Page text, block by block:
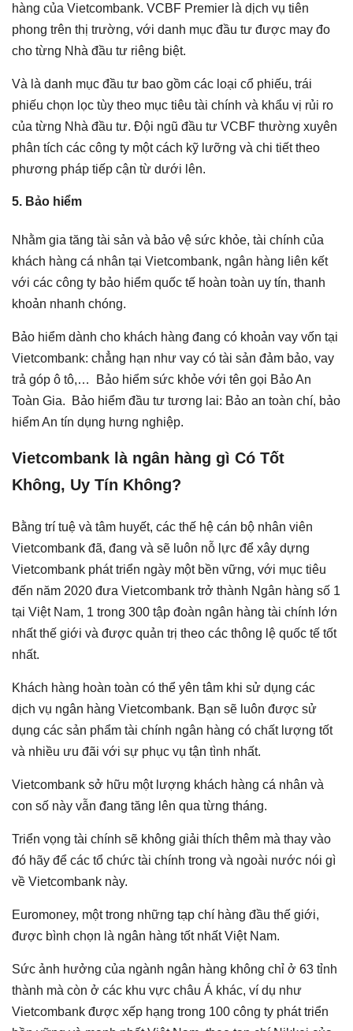
hàng của Vietcombank. VCBF Premier là dịch vụ tiên
phong trên thị trường, với danh mục đầu tư được may đo
cho từng Nhà đầu tư riêng biệt.​​​​​​​​​
Và là danh mục đầu tư bao gồm các loại cổ phiếu, trái
phiếu chọn lọc tùy theo mục tiêu tài chính và khẩu vị rủi ro
của từng Nhà đầu tư. Đội ngũ đầu tư VCBF thường xuyên
phân tích các công ty một cách kỹ lưỡng và chi tiết theo
phương pháp tiếp cận từ dưới lên.
5. Bảo hiểm
Nhằm gia tăng tài sản và bảo vệ sức khỏe, tài chính của
khách hàng cá nhân tại Vietcombank, ngân hàng liên kết
với các công ty bảo hiểm quốc tế hoàn toàn uy tín, thanh
khoản nhanh chóng.
Bảo hiểm dành cho khách hàng đang có khoản vay vốn tại
Vietcombank: chẳng hạn như vay có tài sản đảm bảo, vay
trả góp ô tô,… Bảo hiểm sức khỏe với tên gọi Bảo An
Toàn Gia. Bảo hiểm đầu tư tương lai: Bảo an toàn chí, bảo
hiểm An tín dụng hưng nghiệp.
Vietcombank là ngân hàng gì Có Tốt
Không, Uy Tín Không?
Bằng trí tuệ và tâm huyết, các thế hệ cán bộ nhân viên
Vietcombank đã, đang và sẽ luôn nỗ lực để xây dựng
Vietcombank phát triển ngày một bền vững, với mục tiêu
đến năm 2020 đưa Vietcombank trở thành Ngân hàng số 1
tại Việt Nam, 1 trong 300 tập đoàn ngân hàng tài chính lớn
nhất thế giới và được quản trị theo các thông lệ quốc tế tốt
nhất.
Khách hàng hoàn toàn có thể yên tâm khi sử dụng các
dịch vụ ngân hàng Vietcombank. Bạn sẽ luôn được sử
dụng các sản phẩm tài chính ngân hàng có chất lượng tốt
và nhiều ưu đãi với sự phục vụ tận tình nhất.
Vietcombank sở hữu một lượng khách hàng cá nhân và
con số này vẫn đang tăng lên qua từng tháng.
Triển vọng tài chính sẽ không giải thích thêm mà thay vào
đó hãy để các tổ chức tài chính trong và ngoài nước nói gì
về Vietcombank này.
Euromoney, một trong những tạp chí hàng đầu thế giới,
được bình chọn là ngân hàng tốt nhất Việt Nam.
Sức ảnh hưởng của ngành ngân hàng không chỉ ở 63 tỉnh
thành mà còn ở các khu vực châu Á khác, ví dụ như
Vietcombank được xếp hạng trong 100 công ty phát triển